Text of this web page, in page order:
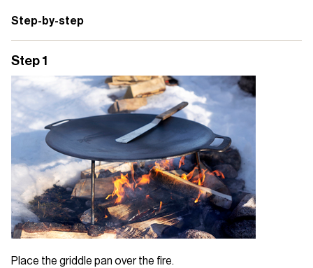
Step-by-step
Step 1
Place the griddle pan over the fire.